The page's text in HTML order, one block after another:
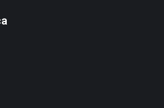
window